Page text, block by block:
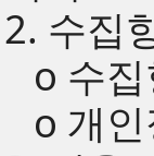
2. 수집
ο 수
ο 개